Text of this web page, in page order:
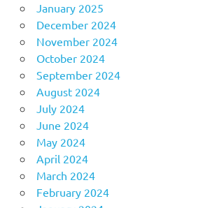
January 2025
December 2024
November 2024
October 2024
September 2024
August 2024
July 2024
June 2024
May 2024
April 2024
March 2024
February 2024